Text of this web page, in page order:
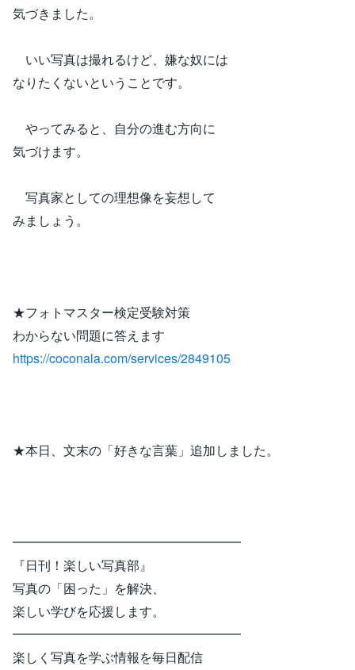
気づきました。
いい写真は撮れるけど、嫌な奴には
なりたくないということです。
やってみると、自分の進む方向に
気づけます。
写真家としての理想像を妄想して
みましょう。
★フォトマスター検定受験対策
わからない問題に答えます
https://coconala.com/services/2849105
★本日、文末の「好きな言葉」追加しました。
━━━━━━━━━━━━━━━━━━
『日刊！楽しい写真部』
写真の「困った」を解決、
楽しい学びを応援します。
━━━━━━━━━━━━━━━━━━
楽しく写真を学ぶ情報を毎日配信